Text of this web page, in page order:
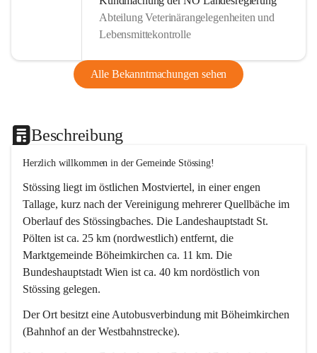
Abteilung Veterinärangelegenheiten und
Lebensmittekontrolle
Alle Bekanntmachungen sehen
Beschreibung
Herzlich willkommen in der Gemeinde Stössing!
Stössing liegt im östlichen Mostviertel, in einer engen
Tallage, kurz nach der Vereinigung mehrerer Quellbäche im
Oberlauf des Stössingbaches. Die Landeshauptstadt St.
Pölten ist ca. 25 km (nordwestlich) entfernt, die
Marktgemeinde Böheimkirchen ca. 11 km. Die
Bundeshauptstadt Wien ist ca. 40 km nordöstlich von
Stössing gelegen.
Der Ort besitzt eine Autobusverbindung mit Böheimkirchen
(Bahnhof an der Westbahnstrecke).